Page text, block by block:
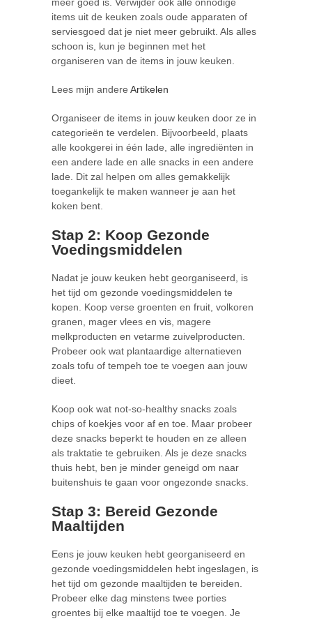
items uit de keuken zoals oude apparaten of
serviesgoed dat je niet meer gebruikt. Als alles
schoon is, kun je beginnen met het
organiseren van de items in jouw keuken.
Lees mijn andere Artikelen
Organiseer de items in jouw keuken door ze in
categorieën te verdelen. Bijvoorbeeld, plaats
alle kookgerei in één lade, alle ingrediënten in
een andere lade en alle snacks in een andere
lade. Dit zal helpen om alles gemakkelijk
toegankelijk te maken wanneer je aan het
koken bent.
Stap 2: Koop Gezonde
Voedingsmiddelen
Nadat je jouw keuken hebt georganiseerd, is
het tijd om gezonde voedingsmiddelen te
kopen. Koop verse groenten en fruit, volkoren
granen, mager vlees en vis, magere
melkproducten en vetarme zuivelproducten.
Probeer ook wat plantaardige alternatieven
zoals tofu of tempeh toe te voegen aan jouw
dieet.
Koop ook wat not-so-healthy snacks zoals
chips of koekjes voor af en toe. Maar probeer
deze snacks beperkt te houden en ze alleen
als traktatie te gebruiken. Als je deze snacks
thuis hebt, ben je minder geneigd om naar
buitenshuis te gaan voor ongezonde snacks.
Stap 3: Bereid Gezonde
Maaltijden
Eens je jouw keuken hebt georganiseerd en
gezonde voedingsmiddelen hebt ingeslagen, is
het tijd om gezonde maaltijden te bereiden.
Probeer elke dag minstens twee porties
groentes bij elke maaltijd toe te voegen. Je